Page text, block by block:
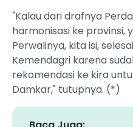
"Kalau dari drafnya
harmonisasi ke provinsi,
Perwalinya, kita isi,
Kemendagri karena
rekomendasi ke kira
Damkar," tutupnya. (*)